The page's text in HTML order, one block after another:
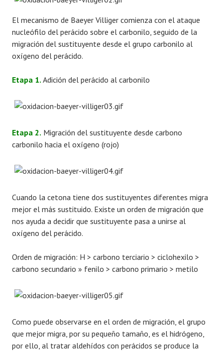
El mecanismo de Baeyer Villiger comienza con el ataque
nucleófilo del perácido sobre el carbonilo, seguido de la
migración del sustituyente desde el grupo carbonilo al
oxígeno del perácido.
Etapa 1. Adición del perácido al carbonilo
Etapa 2. Migración del sustituyente desde carbono
carbonilo hacia el oxígeno (rojo)
Cuando la cetona tiene dos sustituyentes diferentes migra
mejor el más sustituido. Existe un orden de migración que
nos ayuda a decidir que sustituyente pasa a unirse al
oxígeno del perácido.
Orden de migración: H > carbono terciario > ciclohexilo >
carbono secundario » fenilo > carbono primario > metilo
Como puede observarse en el orden de migración, el grupo
que mejor migra, por su pequeño tamaño, es el hidrógeno,
por ello, al tratar aldehídos con perácidos se produce la